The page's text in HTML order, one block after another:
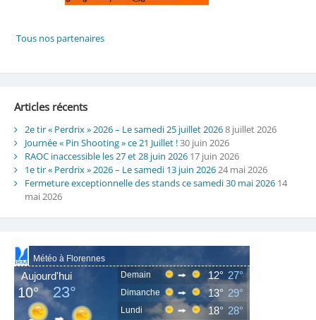
Tous nos partenaires
Articles récents
2e tir « Perdrix » 2026 – Le samedi 25 juillet 20268 juillet 2026
Journée « Pin Shooting » ce 21 Juillet !30 juin 2026
RAOC inaccessible les 27 et 28 juin 2026 17 juin 2026
1e tir « Perdrix » 2026 – Le samedi 13 juin 202624 mai 2026
Fermeture exceptionnelle des stands ce samedi 30 mai 2026 14
mai 2026